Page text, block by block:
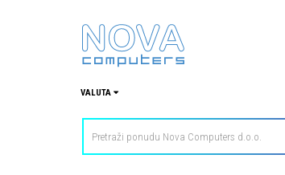
VALUTA